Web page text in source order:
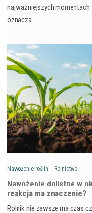
najważniejszych momentach
oznacza…
Nawożenie roślin Rolnictwo
Nawożenie dolistne w
reakcja ma znaczenie?
Rolnik nie zawsze ma czas